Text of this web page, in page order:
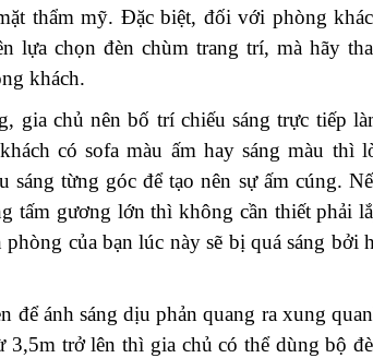
thẩm mỹ. Đặc biệt, đối với phòng
lựa chọn đèn chùm trang trí, mà hãy
khách.
gia chủ nên bố trí chiếu sáng trực tiếp
có sofa màu ấm hay sáng màu thì
từng góc để tạo nên sự ấm cúng.
tấm gương lớn thì không cần thiết phải
của bạn lúc này sẽ bị quá sáng bởi
để ánh sáng dịu phản quang ra xung
trở lên thì gia chủ có thể dùng bộ